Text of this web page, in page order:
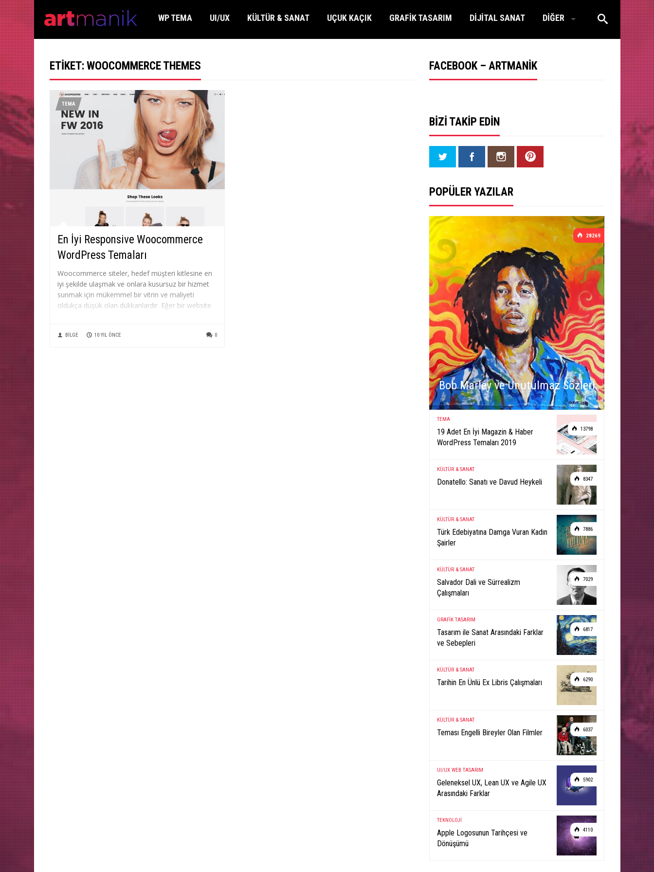
WP TEMA UI/UX KÜLTÜR & SANAT UÇUK KAÇIK GRAFİK TASARIM DİJİTAL SANAT DİĞER
ETIKET: WOOCOMMERCE THEMES
TEMA
En İyi Responsive Woocommerce
WordPress Temaları
Woocommerce siteler, hedef müşteri kitlesine en
iyi şekilde ulaşmak ve onlara kusursuz bir hizmet
sunmak için mükemmel bir vitrin ve maliyeti
oldukça düşük olan dükkanlardır. Eğer bir website
geçebilirsiniz. Sizler için listelediğimiz
BILGE 10 YIL ÖNCE 0
FACEBOOK – ARTMANIK
BIZI TAKIP EDIN
POPÜLER YAZILAR
28269
Bob Marley ve Unutulmaz Sözleri
13798
TEMA
19 Adet En İyi Magazin & Haber
WordPress Temaları 2019
8347
KÜLTÜR & SANAT
Donatello: Sanatı ve Davud Heykeli
7886
KÜLTÜR & SANAT
Türk Edebiyatına Damga Vuran Kadın
Şairler
7029
KÜLTÜR & SANAT
Salvador Dali ve Sürrealizm
Çalışmaları
6817
GRAFİK TASARIM
Tasarım ile Sanat Arasındaki Farklar
ve Sebepleri
6290
KÜLTÜR & SANAT
Tarihin En Ünlü Ex Libris Çalışmaları
6037
KÜLTÜR & SANAT
Teması Engelli Bireyler Olan Filmler
5902
UI/UX WEB TASARIM
Geleneksel UX, Lean UX ve Agile UX
Arasındaki Farklar
4110
TEKNOLOJİ
Apple Logosunun Tarihçesi ve
Dönüşümü